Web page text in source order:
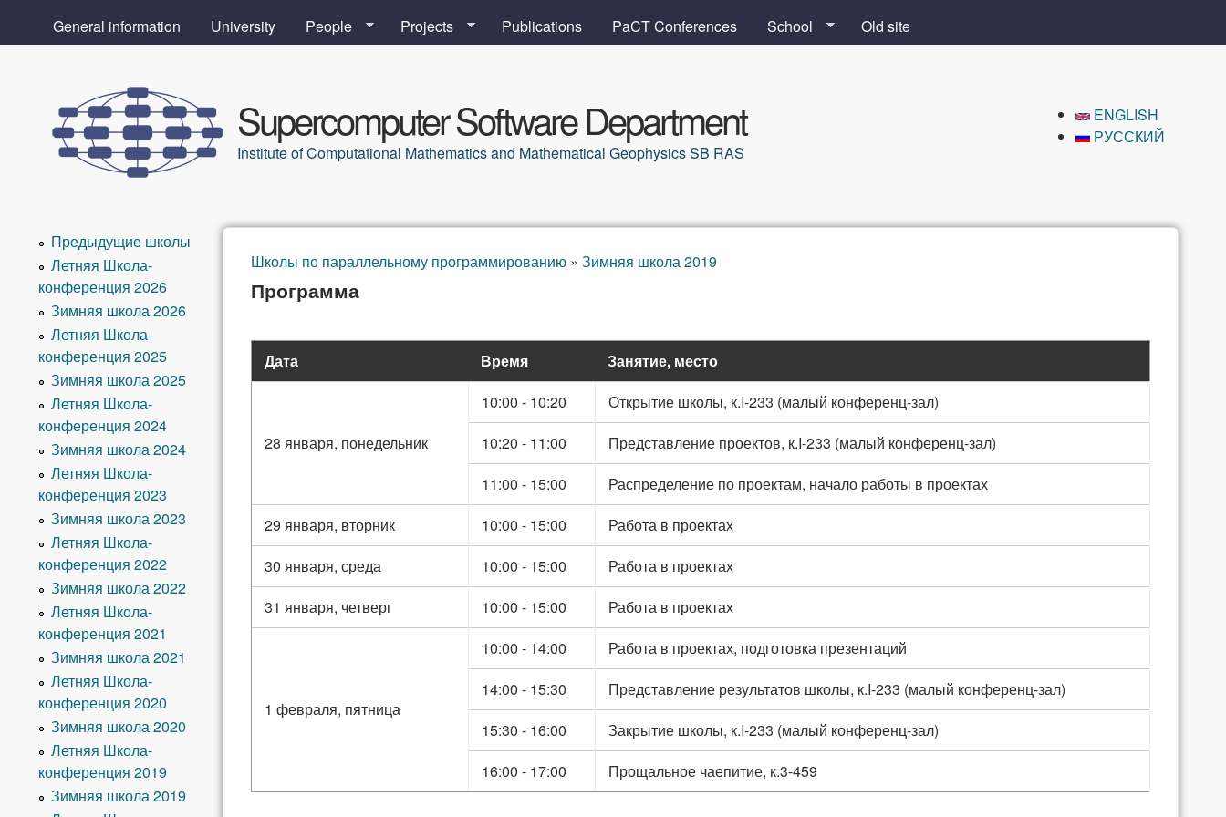
General information University People Projects Publications PaCT Conferences School Old site
Supercomputer Software Department
Institute of Computational Mathematics and Mathematical Geophysics SB RAS
ENGLISH
РУССКИЙ
You are here
Школы по параллельному программированию » Зимняя школа 2019
Программа
Дата Время Занятие, место
28 января, понедельник
10:00 - 10:20
Открытие школы, к.I-233 (малый конференц-зал)
10:20 - 11:00
Представление проектов, к.I-233 (малый конференц-зал)
11:00 - 15:00
Распределение по проектам, начало работы в проектах
29 января, вторник
10:00 - 15:00
Работа в проектах
30 января, среда
10:00 - 15:00
Работа в проектах
31 января, четверг
10:00 - 15:00 Работа в проектах
1 февраля, пятница
10:00 - 14:00
Работа в проектах, подготовка презентаций
14:00 - 15:30
Представление результатов школы, к.I-233 (малый конференц-зал)
15:30 - 16:00
Закрытие школы, к.I-233 (малый конференц-зал)
16:00 - 17:00
Прощальное чаепитие, к.3-459
Предыдущие школы
Летняя Школа-
конференция 2026
Зимняя школа 2026
Летняя Школа-
конференция 2025
Зимняя школа 2025
Летняя Школа-
конференция 2024
Зимняя школа 2024
Летняя Школа-
конференция 2023
Зимняя школа 2023
Летняя Школа-
конференция 2022
Зимняя школа 2022
Летняя Школа-
конференция 2021
Зимняя школа 2021
Летняя Школа-
конференция 2020
Зимняя школа 2020
Летняя Школа-
конференция 2019
Зимняя школа 2019